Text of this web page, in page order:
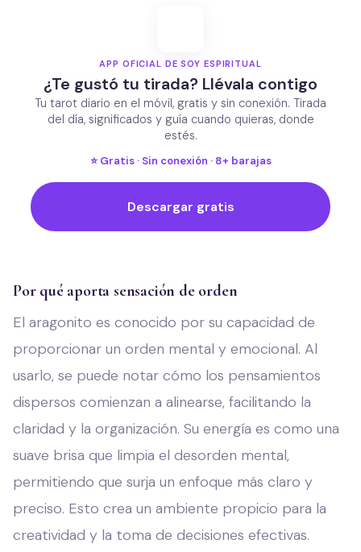
APP OFICIAL DE SOY ESPIRITUAL
¿Te gustó tu tirada? Llévala contigo
Tu tarot diario en el móvil, gratis y sin conexión. Tirada
del día, significados y guía cuando quieras, donde
estés.
⭐ Gratis · Sin conexión · 8+ barajas
Descargar gratis
Por qué aporta sensación de orden
El aragonito es conocido por su capacidad de
proporcionar un orden mental y emocional. Al
usarlo, se puede notar cómo los pensamientos
dispersos comienzan a alinearse, facilitando la
claridad y la organización. Su energía es como una
suave brisa que limpia el desorden mental,
permitiendo que surja un enfoque más claro y
preciso. Esto crea un ambiente propicio para la
creatividad y la toma de decisiones efectivas.